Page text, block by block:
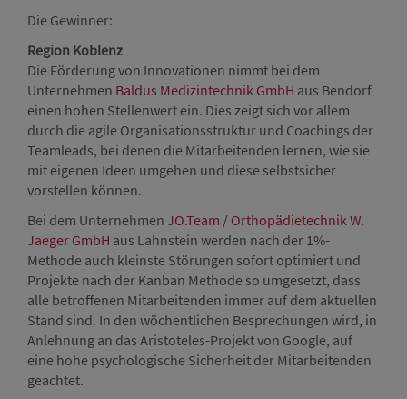
Die Gewinner:
Region Koblenz
Die Förderung von Innovationen nimmt bei dem
Unternehmen Baldus Medizintechnik GmbH aus Bendorf
einen hohen Stellenwert ein. Dies zeigt sich vor allem
durch die agile Organisationsstruktur und Coachings der
Teamleads, bei denen die Mitarbeitenden lernen, wie sie
mit eigenen Ideen umgehen und diese selbstsicher
vorstellen können.
Bei dem Unternehmen JO.Team / Orthopädietechnik W.
Jaeger GmbH aus Lahnstein werden nach der 1%-
Methode auch kleinste Störungen sofort optimiert und
Projekte nach der Kanban Methode so umgesetzt, dass
alle betroffenen Mitarbeitenden immer auf dem aktuellen
Stand sind. In den wöchentlichen Besprechungen wird, in
Anlehnung an das Aristoteles-Projekt von Google, auf
eine hohe psychologische Sicherheit der Mitarbeitenden
geachtet.